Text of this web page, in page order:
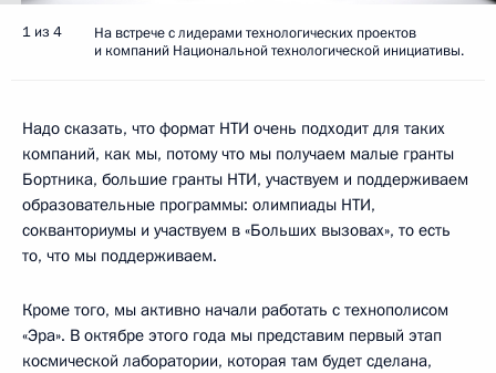
1 из 4
На встрече с лидерами технологических проектов
и компаний Национальной технологической инициативы.
Надо сказать, что формат НТИ очень подходит для таких
компаний, как мы, потому что мы получаем малые гранты
Бортника, большие гранты НТИ, участвуем и поддерживаем
образовательные программы: олимпиады НТИ,
сокванториумы и участвуем в «Больших вызовах», то есть
то, что мы поддерживаем.
Кроме того, мы активно начали работать с технополисом
«Эра». В октябре этого года мы представим первый этап
космической лаборатории, которая там будет сделана,